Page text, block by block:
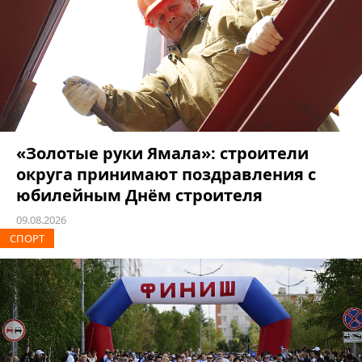
«Золотые руки Ямала»: строители
округа принимают поздравления с
юбилейным Днём строителя
09.08.2026
СПОРТ